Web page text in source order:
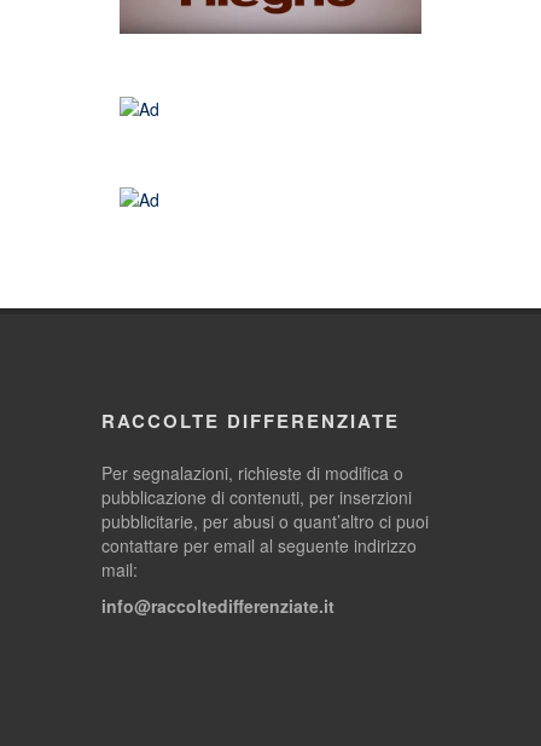
RACCOLTE DIFFERENZIATE
Per segnalazioni, richieste di modifica o
pubblicazione di contenuti, per inserzioni
pubblicitarie, per abusi o quant’altro ci puoi
contattare per email al seguente indirizzo
mail:
info@raccoltedifferenziate.it